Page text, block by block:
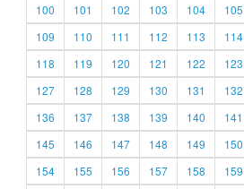
100
101 102 103 104 105
109
110 111 112 113 114
118
119 120 121 122 123
127
128 129 130 131 132
136
137 138 139 140 141
145
146 147 148 149 150
154
155 156 157 158 159